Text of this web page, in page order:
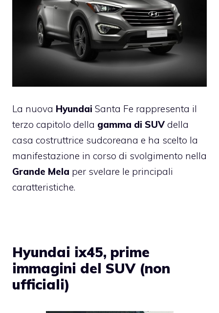
La nuova Hyundai Santa Fe rappresenta il
terzo capitolo della gamma di SUV della
casa costruttrice sudcoreana e ha scelto la
manifestazione in corso di svolgimento nella
Grande Mela per svelare le principali
caratteristiche.
Hyundai ix45, prime
immagini del SUV (non
ufficiali)